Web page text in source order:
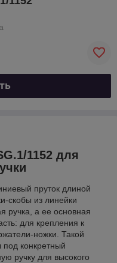
1152 для
пруток длиной
скобы из линейки
ручка, а ее основная
для крепления к
ножки. Такой
конкретный
ручку для высокого